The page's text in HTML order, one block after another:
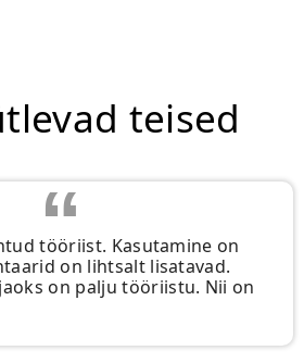
teised
tööriist. Kasutamine on
on lihtsalt lisatavad.
on palju tööriistu. Nii on